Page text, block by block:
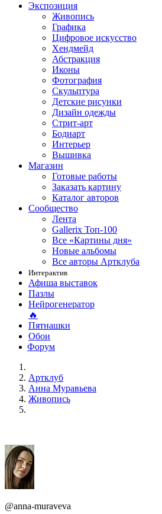
Экспозиция
Живопись
Графика
Цифровое искусство
Хендмейд
Абстракция
Иконы
Фотография
Скульптура
Детские рисунки
Дизайн одежды
Стрит-арт
Бодиарт
Интерьер
Вышивка
Магазин
Готовые работы
Заказать картину
Каталог авторов
Сообщество
Лента
Gallerix Топ-100
Все «Картины дня»
Новые альбомы
Все авторы Артклуба
Интерактив
Афиша выставок
Пазлы
Нейрогенератор
🔥
Пятнашки
Обои
Форум
Артклуб
Анна Муравьева
Живопись
@anna-muraveva